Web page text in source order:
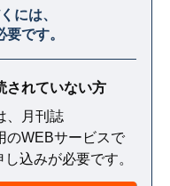
。
には、
です。
されていない方
、月刊誌
のWEBサービスで
込みが必要です。